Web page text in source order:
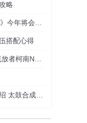
略
搭配心得